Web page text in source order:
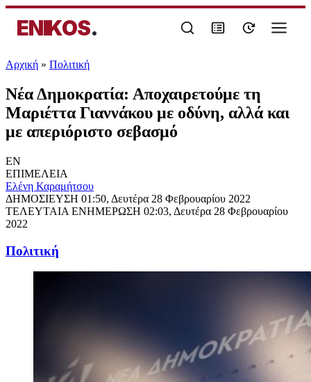
ENIKOS.
Αρχική » Πολιτική
Νέα Δημοκρατία: Αποχαιρετούμε τη
Μαριέττα Γιαννάκου με οδύνη, αλλά και
με απεριόριστο σεβασμό
EN
ΕΠΙΜΕΛΕΙΑ
Ελένη Καραμήτσου
ΔΗΜΟΣΙΕΥΣΗ 01:50, Δευτέρα 28 Φεβρουαρίου 2022
ΤΕΛΕΥΤΑΙΑ ΕΝΗΜΕΡΩΣΗ 02:03, Δευτέρα 28 Φεβρουαρίου
2022
Πολιτική